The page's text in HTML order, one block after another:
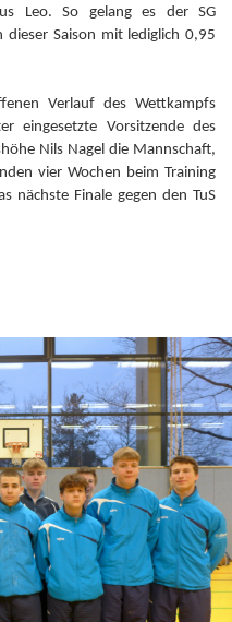
Leo. So gelang es der SG
dieser Saison mit lediglich 0,95
Verlauf des Wettkampfs
eingesetzte Vorsitzende des
Nils Nagel die Mannschaft,
vier Wochen beim Training
nächste Finale gegen den TuS